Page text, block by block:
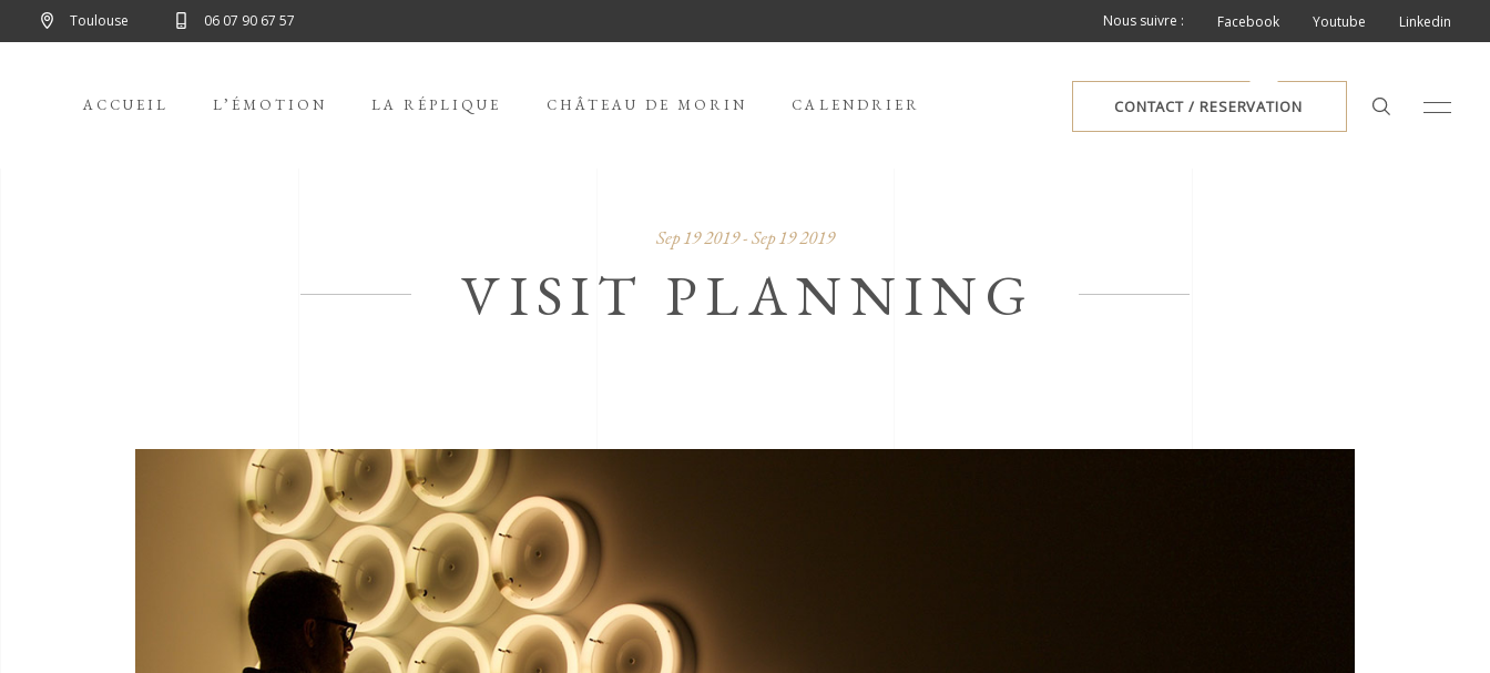
Toulouse 06 07 90 67 57 Nous suivre : Facebook Youtube Linkedin
ACCUEIL L’ÉMOTION LA RÉPLIQUE CHÂTEAU DE MORIN CALENDRIER CONTACT / RESERVATION
Sep 19 2019 - Sep 19 2019
VISIT PLANNING